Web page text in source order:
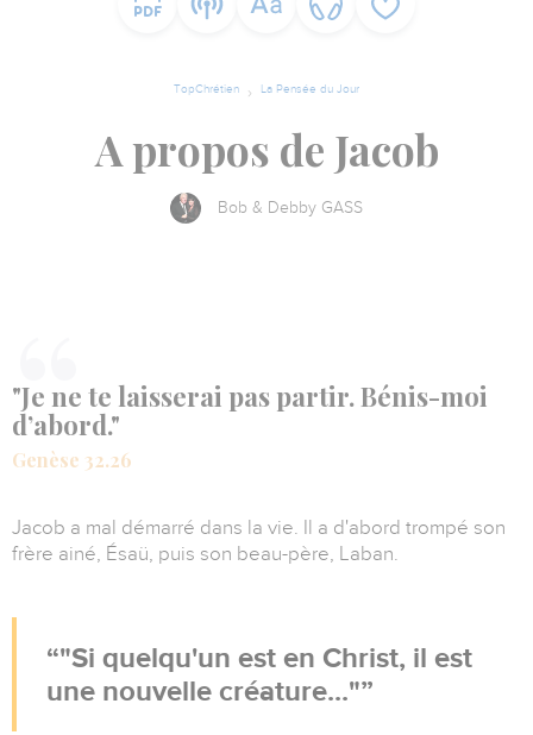
TopChrétien La Pensée du Jour
A propos de Jacob
Bob & Debby GASS
"Je ne te laisserai pas partir. Bénis-moi
d’abord."
Genèse 32.26
Jacob a mal démarré dans la vie. Il a d'abord trompé son
frère ainé, Ésaü, puis son beau-père, Laban.
"Si quelqu'un est en Christ, il est
une nouvelle créature..."